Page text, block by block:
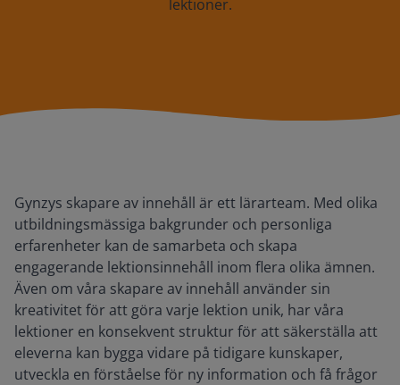
lektioner.
Gynzys skapare av innehåll är ett lärarteam. Med olika
utbildningsmässiga bakgrunder och personliga
erfarenheter kan de samarbeta och skapa
engagerande lektionsinnehåll inom flera olika ämnen.
Även om våra skapare av innehåll använder sin
kreativitet för att göra varje lektion unik, har våra
lektioner en konsekvent struktur för att säkerställa att
eleverna kan bygga vidare på tidigare kunskaper,
utveckla en förståelse för ny information och få frågor